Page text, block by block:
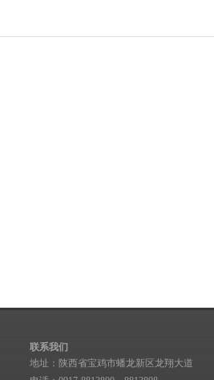
联系我们
地址：陕西省宝鸡市蟠龙新区龙翔大道